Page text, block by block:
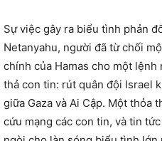
Sự việc gây ra biểu tình phản
Netanyahu, người đã từ chối
chính của Hamas cho một lệnh
thả con tin: rút quân đội Israel
giữa Gaza và Ai Cập. Một thỏa
cứu mạng các con tin, và tin